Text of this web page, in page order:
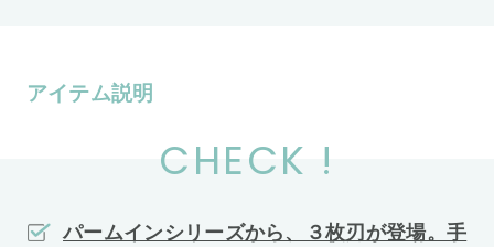
アイテム説明
CHECK !
パームインシリーズから、３枚刃が登場。手